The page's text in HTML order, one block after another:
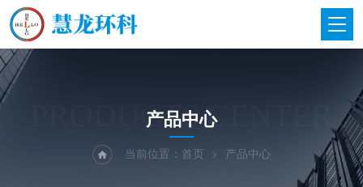
PRODUCTS CENTER
产品中心
当前位置： 首页 产品中心